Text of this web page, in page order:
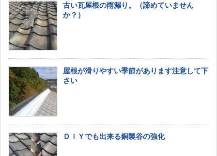
古い瓦屋根の雨漏り。（諦めていません
か？）
屋根が滑りやすい季節があります注意して下
さい
ＤＩＹでも出来る銅製谷の強化